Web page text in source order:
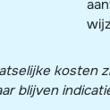
kosten
blijven